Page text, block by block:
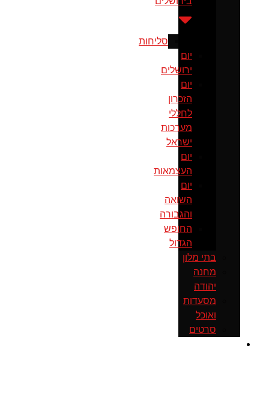
סליחות
יום
ירושלים
יום
הזכרון
לחללי
מערכות
ישראל
יום
העצמאות
יום
השואה
והגבורה
החופש
הגדול
בתי מלון
מחנה
יהודה
מסעדות
ואוכל
סרטים